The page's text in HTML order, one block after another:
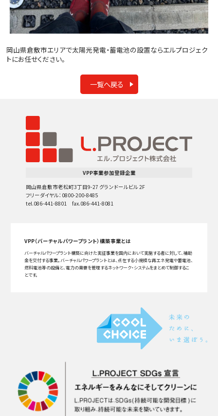
岡山県倉敷市エリアで太陽光発電・蓄電池の設置ならエルプロジェク
トにお任せください。
一覧へ戻る
VPP事業参加登録企業
岡山県倉敷市老松町3丁目9-27 グランドールビル 2F
フリーダイヤル：0800-200-8485
tel.086-441-8801 fax.086-441-8081
VPP（バーチャルパワープラント）構築事業とは
バーチャルパワープラント構築に向けた実証事業を国内において実施する者に対して、補助
金を交付する事業。バーチャルパワープラントとは、点在する小規模な再エネ発電や蓄電池、
燃料電池等の設備と、電力の需要を管理するネットワーク・システムをまとめて制御するこ
とです。